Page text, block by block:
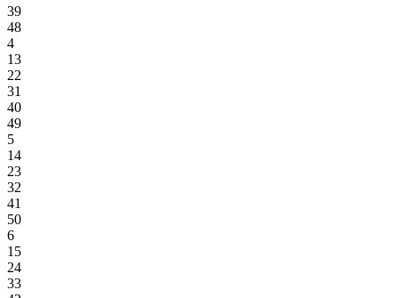
39
48
4
13
22
31
40
49
5
14
23
32
41
50
6
15
24
33